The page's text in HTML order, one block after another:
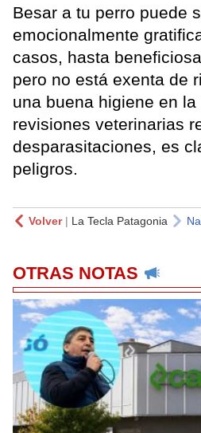
Besar a tu perro puede
emocionalmente
casos, hasta
pero no está exenta de
una buena higiene en
revisiones veterinarias
desparasitaciones, es
peligros.
Volver| La Tecla Patagonia
OTRAS NOTAS